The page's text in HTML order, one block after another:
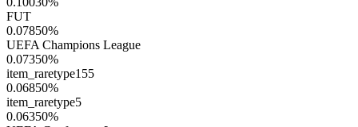
FUT
0.07850%
UEFA Champions League
0.07350%
item_raretype155
0.06850%
item_raretype5
0.06350%